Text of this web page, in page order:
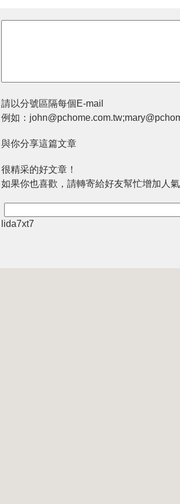
請以分號區隔每個E-mail
例如：
與你分享這篇文章
很精采的好文章！
如果你也喜歡，請轉寄給好友幫忙增加人
lida7xt7